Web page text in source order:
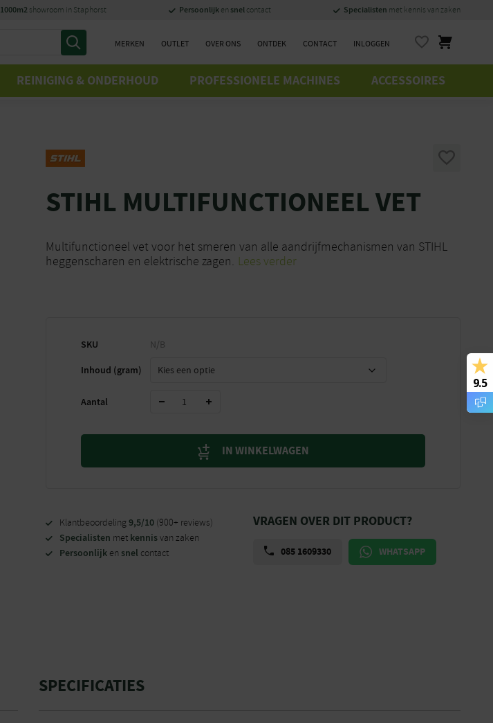
1000m2 showroom in Staphorst Persoonlijk en snel contact Specialisten met kennis van zaken
MERKEN OUTLET OVER ONS ONTDEK CONTACT INLOGGEN
REINIGING & ONDERHOUD PROFESSIONELE MACHINES ACCESSOIRES
STIHL MULTIFUNCTIONEEL VET
Multifunctioneel vet voor het smeren van alle aandrijfmechanismen van STIHL
heggenscharen en elektrische zagen. Lees verder
SKU N/B
Inhoud (gram)
Aantal
IN WINKELWAGEN
Klantbeoordeling9,5/10 (900+ reviews)
Specialisten met kennisvan zaken
Persoonlijk en snel contact
VRAGEN OVER DIT PRODUCT?
085 1609330 WHATSAPP
SPECIFICATIES
9.5